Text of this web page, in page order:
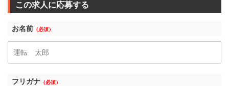
この求人に応募する
お名前 （必須）
フリガナ （必須）